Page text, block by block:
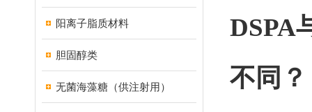
阳离子脂质材料
胆固醇类
无菌海藻糖（供注射用）
DSPA
不同？